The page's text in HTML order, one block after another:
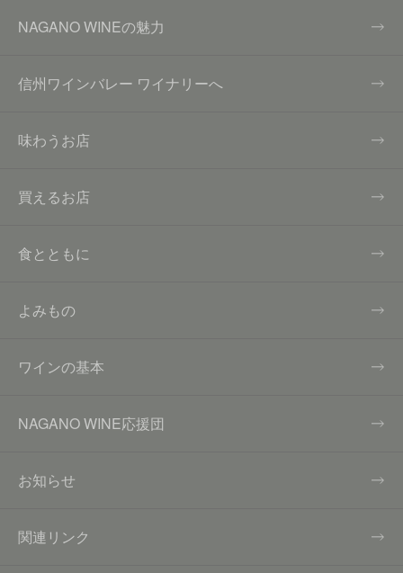
NAGANO WINEの魅力
信州ワインバレー ワイナリーへ
味わうお店
買えるお店
食とともに
よみもの
ワインの基本
NAGANO WINE応援団
お知らせ
関連リンク